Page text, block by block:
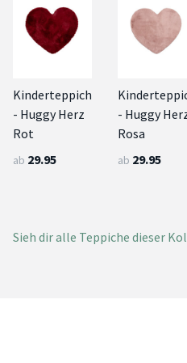
Kinderteppich
- Huggy Herz
Rot
ab 29.95
- Huggy
Rosa
ab 29.95
Sieh dir alle Teppiche dieser